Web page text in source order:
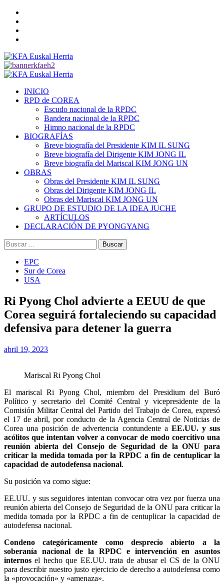
Saltar
contenido
Menú
INICIO
RPD de COREA
Escudo nacional de la RPDC
Bandera nacional de la RPDC
Himno nacional de la RPDC
BIOGRAFÍAS
Breve biografía del Presidente KIM IL SUNG
Breve biografía del Dirigente KIM JONG IL
Breve biografía del Mariscal KIM JONG UN
OBRAS
Obras del Presidente KIM IL SUNG
Obras del Dirigente KIM JONG IL
Obras del Mariscal KIM JONG UN
GRUPO DE ESTUDIO DE LA IDEA JUCHE
ARTÍCULOS
DECLARACIÓN DE PYONGYANG
Buscar:
EPC
Sur de Corea
USA
Ri Pyong Chol advierte a EEUU de que
Corea seguirá fortaleciendo su capacidad
defensiva para detener la guerra
abril 19, 2023
Mariscal Ri Pyong Chol
El mariscal Ri Pyong Chol, miembro del Presidium del Buró
Político y secretario del Comité Central y vicepresidente de la
Comisión Militar Central del Partido del Trabajo de Corea, expresó
el 17 de abril, por conducto de la Agencia Central de Noticias de
Corea una posición de advertencia contundente a EE.UU. y sus
acólitos que intentan volver a convocar de modo coercitivo una
reunión abierta del Consejo de Seguridad de la ONU para
criticar la medida tomada por la RPDC a fin de centuplicar la
capacidad de autodefensa nacional.
Su posición va como sigue:
EE.UU. y sus seguidores intentan convocar otra vez por fuerza una
reunión abierta del Consejo de Seguridad de la ONU para criticar la
medida tomada por la RPDC a fin de centuplicar la capacidad de
autodefensa nacional.
Condeno categóricamente como desprecio abierto a la
soberanía nacional de la RPDC e intervención en asuntos
internos el hecho que EE.UU. trata de abusar el CS de la ONU
para describir nuestro justo ejercicio de derecho a autodefensa como
la «provocación» y «amenaza».